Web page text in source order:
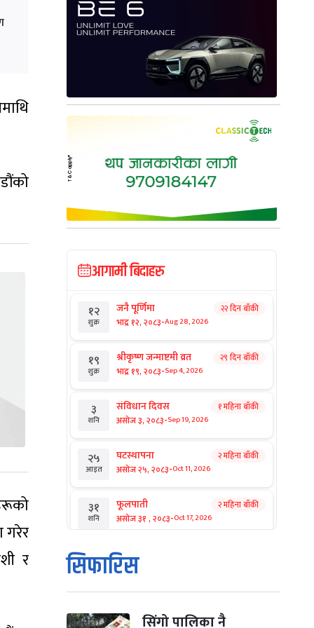
गरेर
र
आगामी बिदाहरु
१२
शुक्र
जनै पूर्णिमा
भाद्र १२, २०८३-Aug 28, 2026
२२ दिन बाँकी
१९
शुक्र
श्रीकृष्ण जन्माष्टमी व्रत
भाद्र १९, २०८३-Sep 4, 2026
२९ दिन बाँकी
३
शनि
संविधान दिवस
असोज ३, २०८३-Sep 19, 2026
१ महिना बाँकी
२५
आइत
घटस्थापना
असोज २५, २०८३-Oct 11, 2026
२ महिना बाँकी
३१
शनि
फूलपाती
असोज ३१ , २०८३-Oct 17, 2026
२ महिना बाँकी
१
आइत
कार्तिक सङ्क्रान्ति
कार्तिक १, २०८३
मंगल कार्तिक ३, २०८३- Oct 20, 2026
सिफारिस
सिंगो पालिका नै